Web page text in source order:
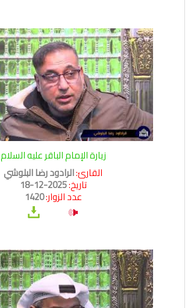
زيارة الإمام الباقر عليه السلام
القارئ:الرادود رضا البلوشي
تاريخ:2025-12-18
عدد الزوار:1420